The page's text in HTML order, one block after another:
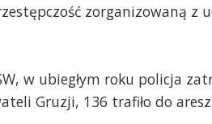
zorganizowaną z
w ubiegłym roku policja
Gruzji, 136 trafiło do